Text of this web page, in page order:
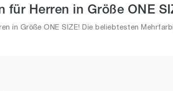
für Herren in Größe ONE
in Größe ONE SIZE! Die beliebtesten
2026 für Männer!